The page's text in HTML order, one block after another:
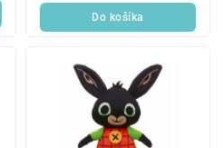
Do košíka